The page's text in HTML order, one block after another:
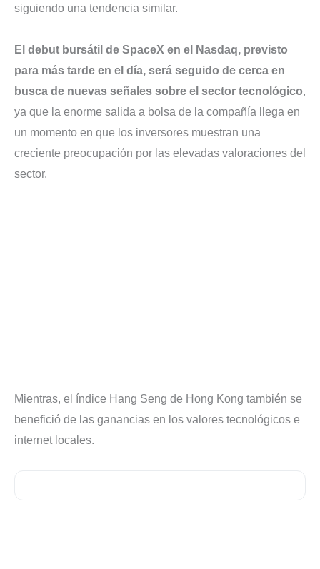
siguiendo una tendencia similar.
El debut bursátil de SpaceX en el Nasdaq, previsto
para más tarde en el día, será seguido de cerca en
busca de nuevas señales sobre el sector tecnológico,
ya que la enorme salida a bolsa de la compañía llega en
un momento en que los inversores muestran una
creciente preocupación por las elevadas valoraciones del
sector.
Mientras, el índice Hang Seng de Hong Kong también se
benefició de las ganancias en los valores tecnológicos e
internet locales.